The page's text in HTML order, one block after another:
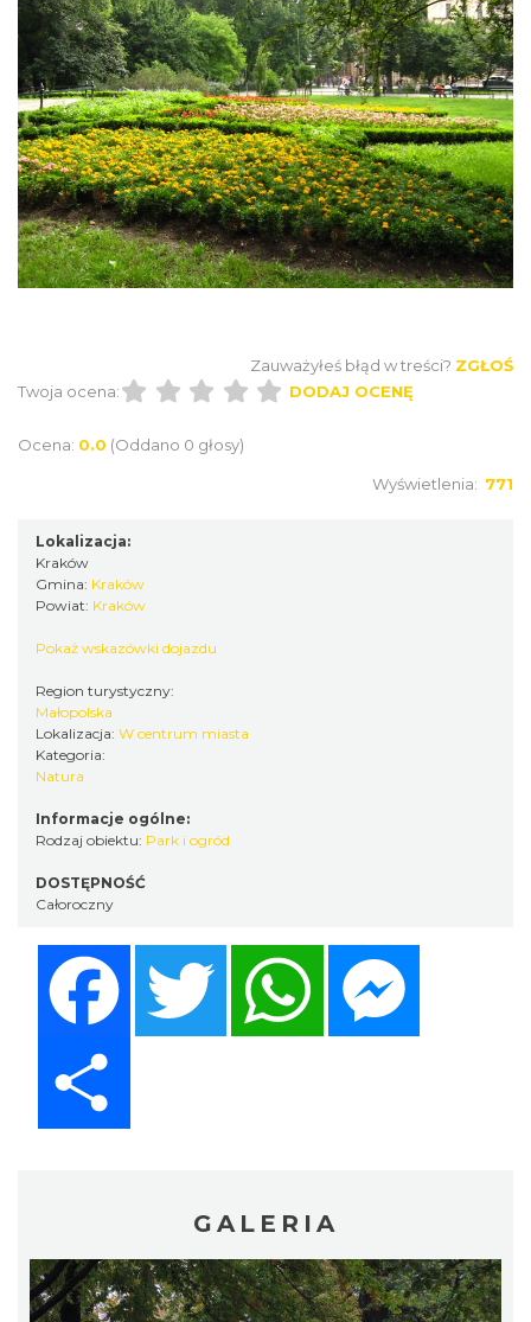
Zauważyłeś błąd w treści? ZGŁOŚ
Twoja ocena:
DODAJ OCENĘ
Ocena: 0.0 (Oddano 0 głosy)
Wyświetlenia: 771
Lokalizacja:
Kraków
Gmina: Kraków
Powiat: Kraków
Pokaż wskazówki dojazdu
Region turystyczny:
Małopolska
Lokalizacja: W centrum miasta
Kategoria:
Natura
Informacje ogólne:
Rodzaj obiektu: Park i ogród
DOSTĘPNOŚĆ
Całoroczny
Twitter WhatsApp
GALERIA